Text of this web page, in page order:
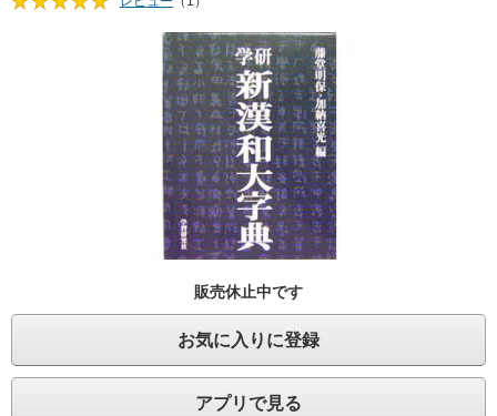
販売休止中です
お気に入りに登録
アプリで見る